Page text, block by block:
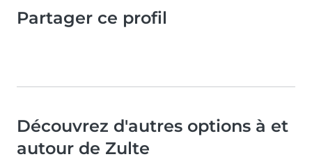
Partager ce profil
Découvrez d'autres options à et
autour de Zulte